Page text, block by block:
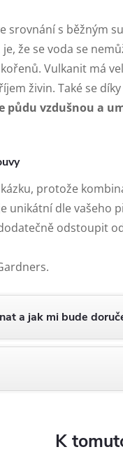
srovnání s běžným
že se voda se
Vulkanit má
živin. Také se
půdu vzdušnou a
protože
unikátní dle vašeho
odstoupit
a jak mi bude
K